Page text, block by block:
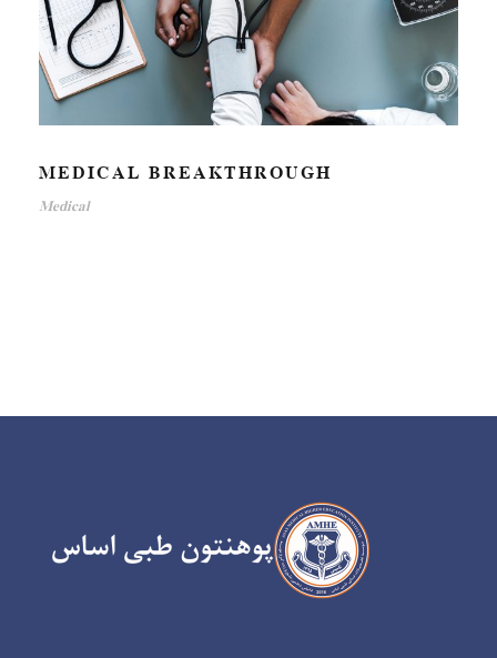
MEDICAL BREAKTHROUGH
Medical